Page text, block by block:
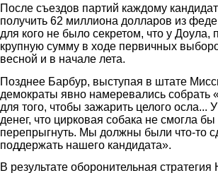
После съездов партий каждому
получить 62 миллиона долларов из
для кого не было секретом, что у Доула,
крупную сумму в ходе первичных
весной и в начале лета.
Позднее Барбур, выступая в штате
демократы явно намеревались собрать
для того, чтобы зажарить целого осла...
денег, что цирковая собака не смогла бы
перепрыгнуть. Мы должны были что-то
поддержать нашего кандидата».
В результате оборонительная